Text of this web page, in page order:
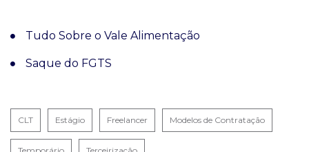
Tudo Sobre o Vale Alimentação
Saque do FGTS
CLT Estágio Freelancer Modelos de Contratação